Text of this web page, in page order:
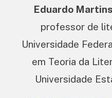
Eduardo
professor de
Universidade
em Teoria da
Universidade